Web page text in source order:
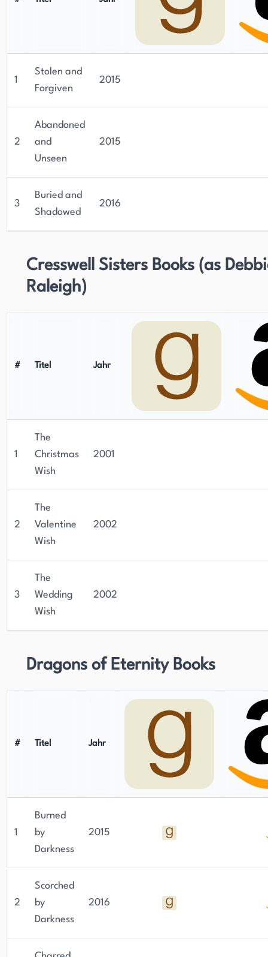
1
Stolen and
Forgiven
2015
2
Abandoned
and
Unseen
2015
3
Buried and
Shadowed
2016
Cresswell Sisters Books (as
Raleigh)
# Titel Jahr
1
The
Christmas
Wish
2001
2
The
Valentine
Wish
2002
3
The
Wedding
Wish
2002
Dragons of Eternity Books
# Titel Jahr
1
Burned
by
Darkness
2015
2
Scorched
by
Darkness
2016